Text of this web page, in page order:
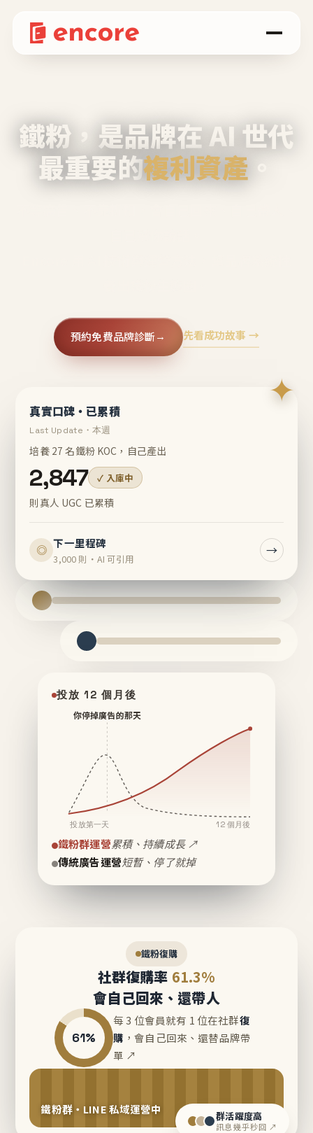
鐵粉，是品牌在 AI 世代
最重要的複利資產 。
預約免費品牌診斷→ 先看成功故事 →
✦
真實口碑・已累積
Last Update・本週
培養 27 名鐵粉 KOC，自己產出
2,847 ✓ 入庫中
則真人 UGC 已累積
◎ 下一里程碑
3,000 則・AI 可引用
→
投放 12 個月後
你停掉廣告的那天
投放第一天 12 個月後
鐵粉群運營累積、持續成長 ↗
傳統廣告運營短暫、停了就掉
鐵粉復購
社群復購率 61.3%
會自己回來、還帶人
61%
每 3 位會員就有 1 位在社群復
購 ，會自己回來、還替品牌帶
單 ↗
鐵粉群・LINE 私域運營中 群活躍度高
訊息幾乎秒回 ↗